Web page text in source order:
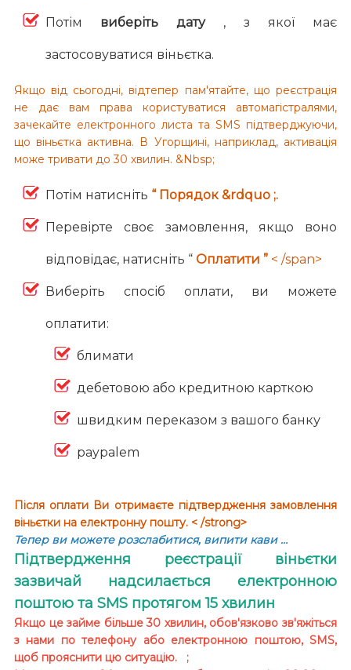
Потім виберіть дату , з якої має
застосовуватися віньєтка.
Якщо від сьогодні, відтепер пам'ятайте, що реєстрація
не дає вам права користуватися автомагістралями,
зачекайте електронного листа та SMS підтверджуючи,
що віньєтка активна. В Угорщині, наприклад, активація
може тривати до 30 хвилин. &Nbsp;
Потім натисніть “ Порядок &rdquo ;.
Перевірте своє замовлення, якщо воно
відповідає, натисніть “ Оплатити ” < /span>
Виберіть спосіб оплати, ви можете
оплатити:
блимати
дебетовою або кредитною карткою
швидким переказом з вашого банку
paypalem
Після оплати Ви отримаєте підтвердження замовлення
віньєтки на електронну пошту. < /strong>
Тепер ви можете розслабитися, випити кави …
Підтвердження реєстрації віньєтки
зазвичай надсилається електронною
поштою та SMS протягом 15 хвилин
Якщо це займе більше 30 хвилин, обов'язково зв'яжіться
з нами по телефону або електронною поштою, SMS,
щоб прояснити цю ситуацію. ;